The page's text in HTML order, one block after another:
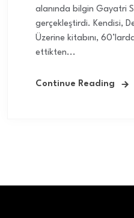
alanında bilgin Gayatri
gerçekleştirdi. Kendisi,
Üzerine kitabını,
ettikten...
Continue Reading